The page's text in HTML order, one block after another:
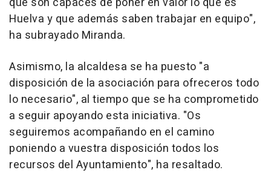
Huelva y que además saben trabajar en equipo",
ha subrayado Miranda.
Asimismo, la alcaldesa se ha puesto "a
disposición de la asociación para ofreceros todo
lo necesario", al tiempo que se ha comprometido
a seguir apoyando esta iniciativa. "Os
seguiremos acompañando en el camino
poniendo a vuestra disposición todos los
recursos del Ayuntamiento", ha resaltado.